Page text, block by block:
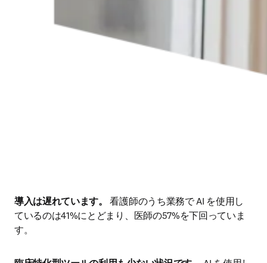
導入は遅れています。
看護師のうち業務で AI を使用し
ているのは41%にとどまり、医師の57%を下回っていま
す。